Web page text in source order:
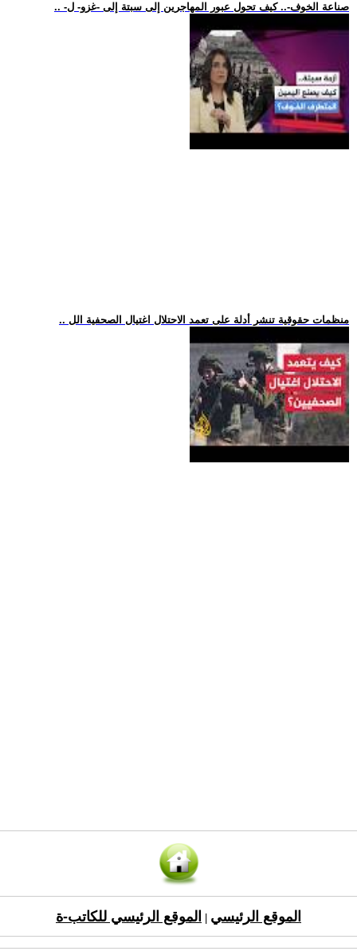
.. -صناعة الخوف-.. كيف تحول عبور المهاجرين إلى سبتة إلى -غزو- ل
.. منظمات حقوقية تنشر أدلة على تعمد الاحتلال اغتيال الصحفية الل
الموقع الرئيسي الموقع الرئيسي للكاتب-ة